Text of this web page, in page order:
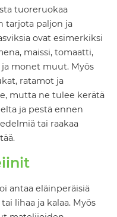
tuoreruokaa
tarjota paljon ja
ovat esimerkiksi
maissi, tomaatti,
monet muut. Myös
ratamot ja
mutta ne tulee kerätä
ja pestä ennen
tai raakaa
antaa eläinperäisiä
lihaa ja kalaa. Myös